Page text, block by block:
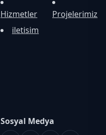
Hizmetler
Projelerimiz
iletisim
Sosyal Medya